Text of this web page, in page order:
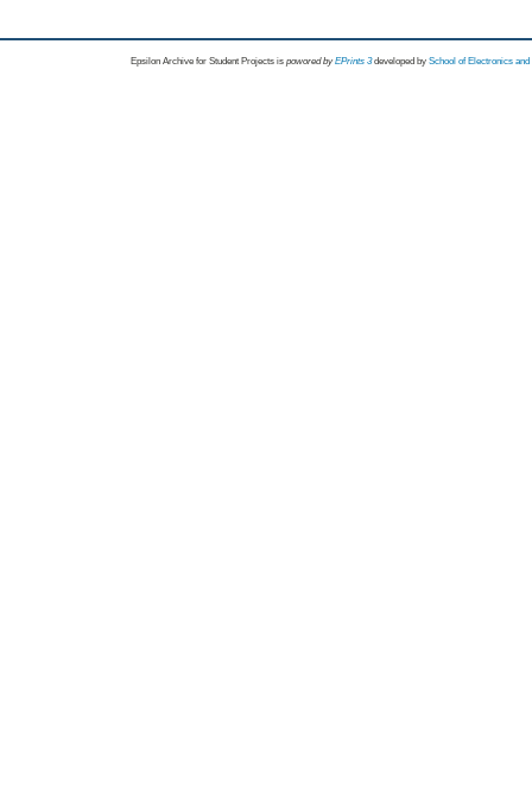
Epsilon Archive for Student Projects is powored byEPrints 3 developed by School of Electronics